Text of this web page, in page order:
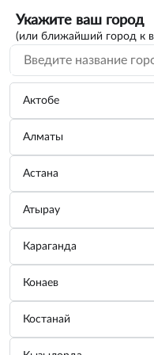
Укажите ваш город
(или ближайший город к
Актобе
Алматы
Астана
Атырау
Караганда
Конаев
Костанай
Знак аварийной
в кейсе
Бренд:Тайвань